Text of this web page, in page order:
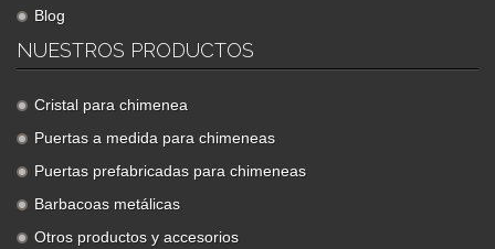
Blog
NUESTROS PRODUCTOS
Cristal para chimenea
Puertas a medida para chimeneas
Puertas prefabricadas para chimeneas
Barbacoas metálicas
Otros productos y accesorios